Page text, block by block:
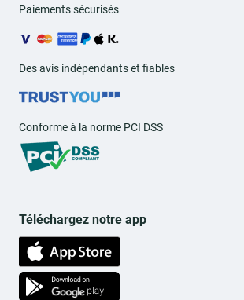
Paiements sécurisés
Des avis indépendants et fiables
Conforme à la norme PCI DSS
Téléchargez notre app